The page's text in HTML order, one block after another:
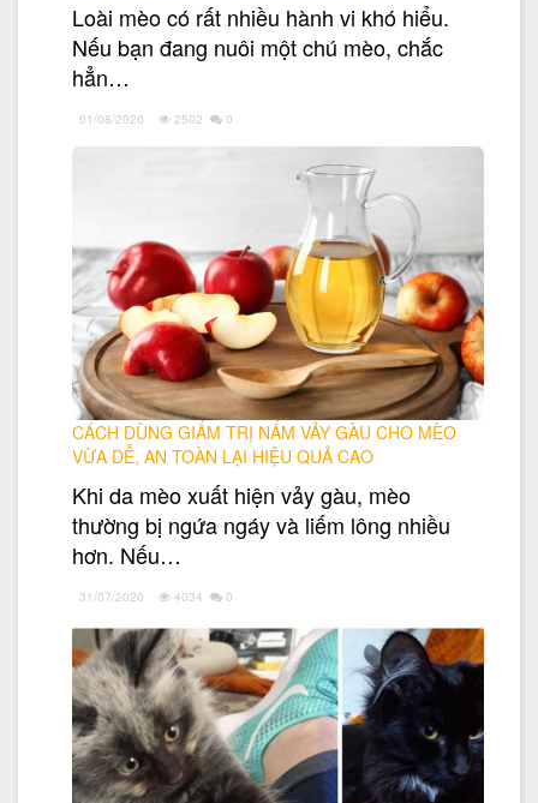
Loài mèo có rất nhiều hành vi khó hiểu.
Nếu bạn đang nuôi một chú mèo, chắc
hẳn…
01/08/2020 2502 0
CÁCH DÙNG GIẤM TRỊ NẤM VẢY GÀU CHO MÈO
VỪA DỄ, AN TOÀN LẠI HIỆU QUẢ CAO
Khi da mèo xuất hiện vảy gàu, mèo
thường bị ngứa ngáy và liếm lông nhiều
hơn. Nếu…
31/07/2020 4034 0